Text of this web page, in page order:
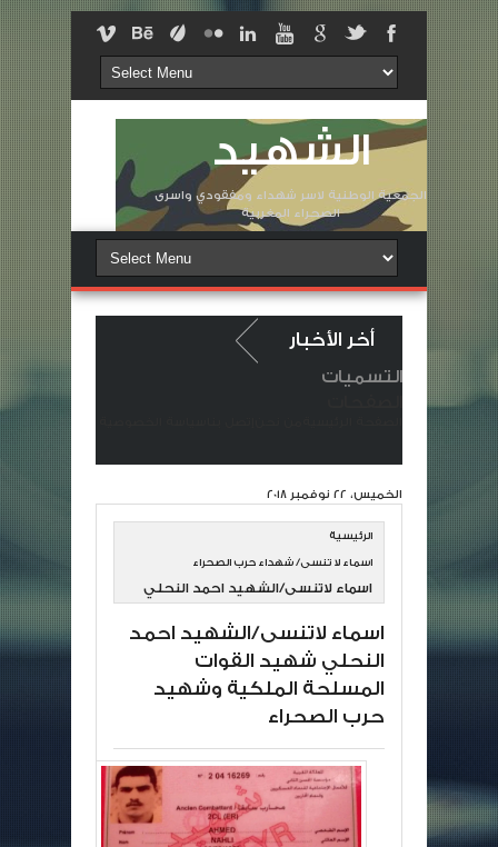
الشهيد
الجمعية الوطنية لاسر شهداء ومفقودي واسرى
الصحراء المغربية
أخر الأخبار
في وفاة المشمولة برحمته السيدة الزهرة لولانتي أرملة الشهيد لقويسمي
التسميات
الخميس، 22 نوفمبر 2018
الرئيسية
اسماء لا تنسى/ شهداء حرب الصحراء
اسماء لاتنسى/الشهيد احمد النحلي
وشهيد حرب الصحراء
اسماء لاتنسى/الشهيد احمد
النحلي شهيد القوات
المسلحة الملكية وشهيد
حرب الصحراء